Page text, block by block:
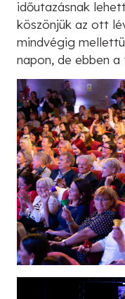
időutazásnak
köszönjük az ott
mindvégig
napon, de ebben a